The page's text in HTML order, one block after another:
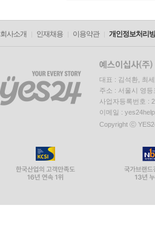
회사소개 인재채용 이용약관 개인정보처리
대표 : 김석환, 최
주소 : 서울시 영
사업자등록번호 :
이메일 :
Copyright ⓒ